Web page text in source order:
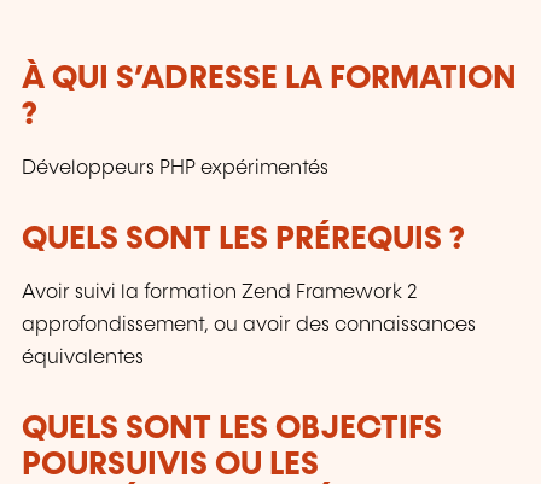
À QUI S’ADRESSE LA FORMATION
?
Développeurs PHP expérimentés
QUELS SONT LES PRÉREQUIS ?
Avoir suivi la formation Zend Framework 2
approfondissement, ou avoir des connaissances
équivalentes
QUELS SONT LES OBJECTIFS
POURSUIVIS OU LES